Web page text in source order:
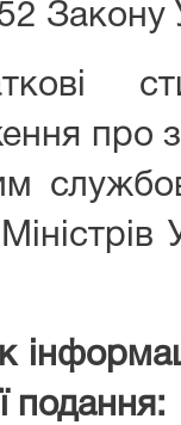
52
про
подання: